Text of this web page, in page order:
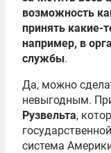
возможность
принять какие-
например, в
службы.
Да, можно
невыгодным.
Рузвельта,
система